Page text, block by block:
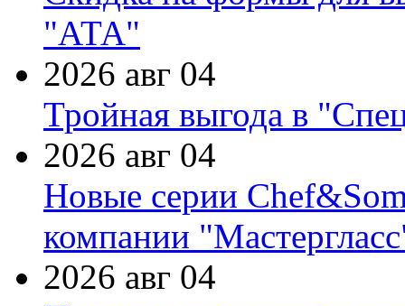
"АТА"
2026 авг 04
Тройная выгода в
2026 авг 04
Новые серии
компании
2026 авг 04